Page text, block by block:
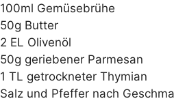
100ml Gemüsebrühe
50g Butter
2 EL Olivenöl
50g geriebener Parmesan
1 TL getrockneter Thymian
Salz und Pfeffer nach